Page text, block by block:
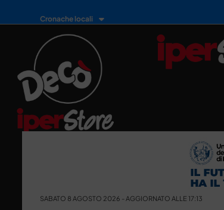
Cronache locali
SABATO 8 AGOSTO 2026 - AGGIORNATO ALLE 17:13